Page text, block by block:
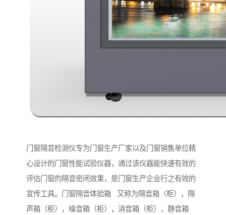
门窗隔音检测仪专为门窗生产厂家以及门窗销售单位精
心设计的门窗性能试验仪器，通过该仪器能快速有效的
评估门窗的隔音密闭效果，是门窗生产企业行之有效的
宣传工具。门窗隔音体验箱 又称为隔音箱（柜），隔
声箱（柜），噪音箱（柜），消音箱（柜），静音箱